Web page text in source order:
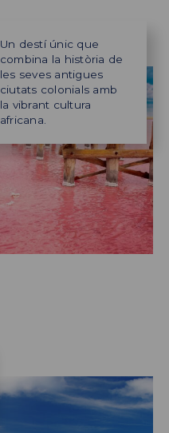
Un destí únic que
combina la història de
les seves antigues
ciutats colonials amb
la vibrant cultura
africana.